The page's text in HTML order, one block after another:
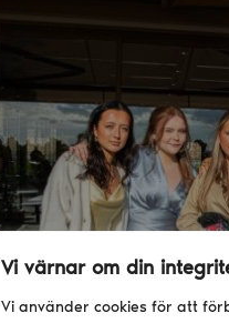
Vi värnar om din
Vi använder cookies för att